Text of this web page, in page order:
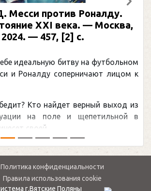
Месси против Роналду.
XXI века. — Москва,
2024. — 457, [2] с.
идеальную битву на футбольном
и Роналду соперничают лицом к
Кто найдет верный выход из
на поле и щепетильной в
своей ...
Политика конфиденциальности
Правила использования cookie
г.Вятские Поляны